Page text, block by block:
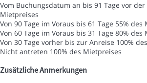
Vom Buchungsdatum an bis 91 Tage vor der
Mietpreises
Von 90 Tage im Voraus bis 61 Tage 55% des
Von 60 Tage im Voraus bis 31 Tage 80% des
Von 30 Tage vorher bis zur Anreise 100%
Nicht antreten 100% des Mietpreises
Zusätzliche Anmerkungen